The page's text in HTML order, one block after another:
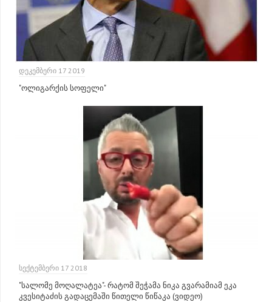
ᲓᲔᲙᲔᲛᲑᲔᲠᲘ 17 2019
"ოლიგარქის სოფელი"
ᲡᲔᲥᲢᲔᲛᲑᲔᲠᲘ 17 2018
"სალომე მოღალატეა"- რატომ შეჭამა ნიკა გვარამიამ ეკა
კვესიტაძის გადაცემაში წითელი წიწაკა (ვიდეო)